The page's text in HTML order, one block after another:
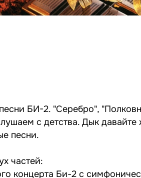
БИ-2. "Серебро",
с детства. Дык
песни.
частей:
концерта Би-2 с